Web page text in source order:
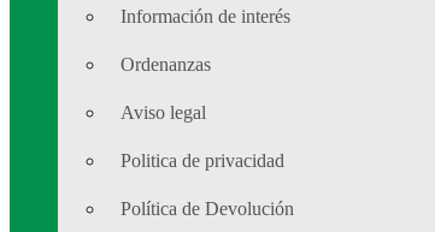
Información de interés
Ordenanzas
Aviso legal
Politica de privacidad
Política de Devolución